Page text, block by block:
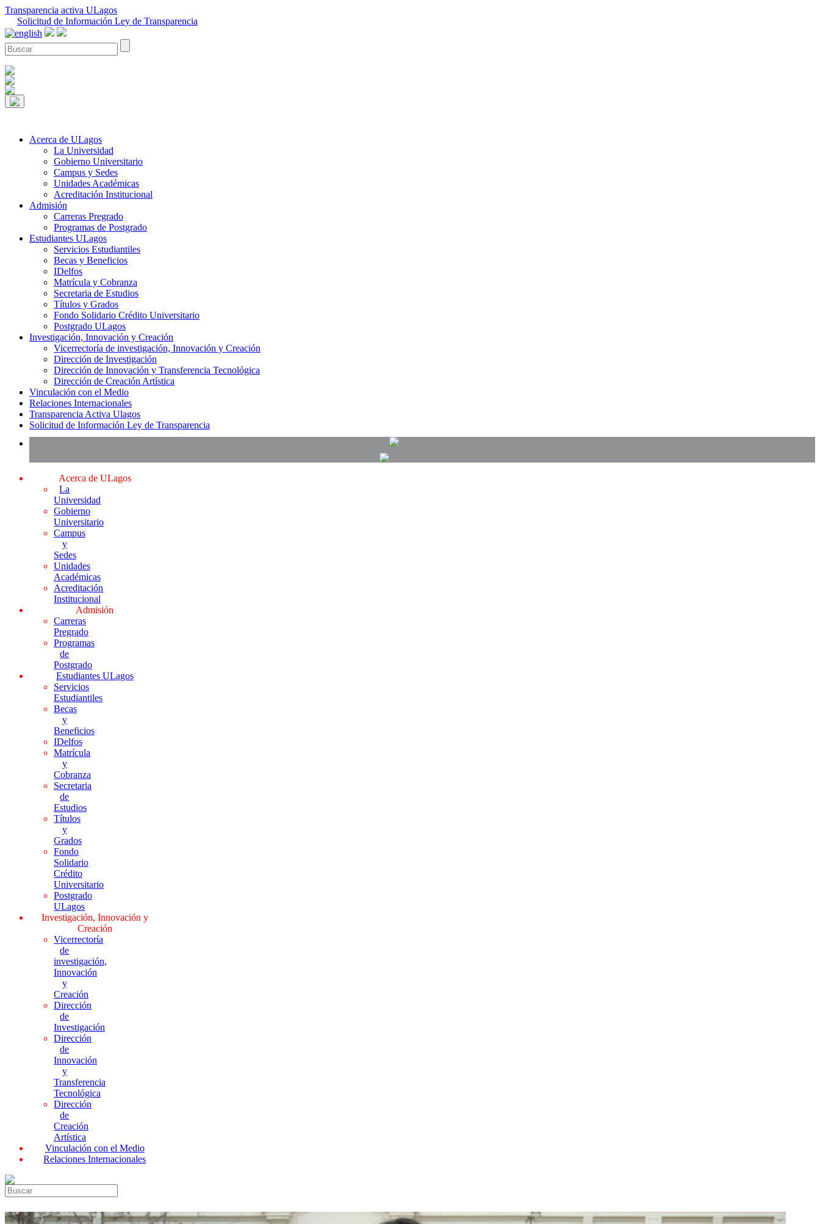
Transparencia activa ULagos
Solicitud de Información Ley de Transparencia
Acerca de ULagos
La Universidad
Gobierno Universitario
Campus y Sedes
Unidades Académicas
Acreditación Institucional
Admisión
Carreras Pregrado
Programas de Postgrado
Estudiantes ULagos
Servicios Estudiantiles
Becas y Beneficios
IDelfos
Matrícula y Cobranza
Secretaria de Estudios
Títulos y Grados
Fondo Solidario Crédito Universitario
Postgrado ULagos
Investigación, Innovación y Creación
Vicerrectoría de investigación, Innovación y Creación
Dirección de Investigación
Dirección de Innovación y Transferencia Tecnológica
Dirección de Creación Artística
Vinculación con el Medio
Relaciones Internacionales
Transparencia Activa Ulagos
Solicitud de Información Ley de Transparencia
Acerca de ULagos
La
Universidad
Gobierno
Universitario
Campus
y
Sedes
Unidades
Académicas
Acreditación
Institucional
Admisión
Carreras
Pregrado
Programas
de
Postgrado
Estudiantes ULagos
Servicios
Estudiantiles
Becas
y
Beneficios
IDelfos
Matrícula
y
Cobranza
Secretaria
de
Estudios
Títulos
y
Grados
Fondo
Solidario
Crédito
Universitario
Postgrado
ULagos
Investigación, Innovación y
Creación
Vicerrectoría
de
investigación,
Innovación
y
Creación
Dirección
de
Investigación
Dirección
de
Innovación
y
Transferencia
Tecnológica
Dirección
de
Creación
Artística
Vinculación con el Medio
Relaciones Internacionales